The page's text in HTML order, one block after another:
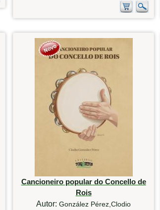
Cancioneiro popular do Concello de
Rois
Autor:González Pérez,Clodio